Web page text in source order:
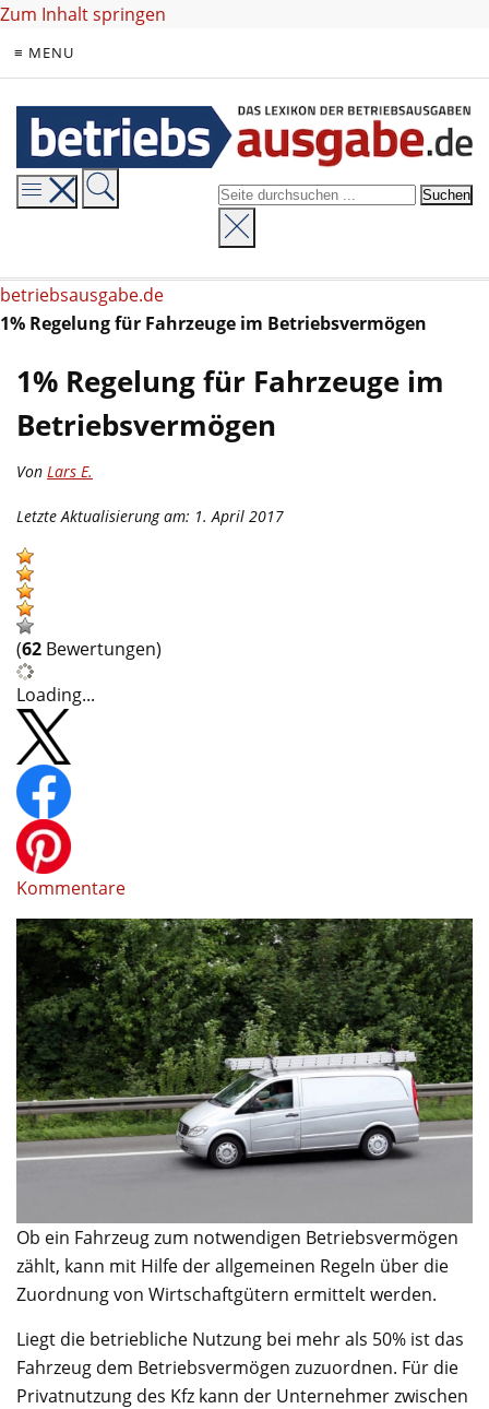
Zum Inhalt springen
≡ MENU
betriebsausgabe.de
1% Regelung für Fahrzeuge im Betriebsvermögen
1% Regelung für Fahrzeuge im
Betriebsvermögen
Von Lars E.
Letzte Aktualisierung am: 1. April 2017
(62 Bewertungen)
Loading...
Kommentare
Ob ein Fahrzeug zum notwendigen Betriebsvermögen
zählt, kann mit Hilfe der allgemeinen Regeln über die
Zuordnung von Wirtschaftgütern ermittelt werden.
Liegt die betriebliche Nutzung bei mehr als 50% ist das
Fahrzeug dem Betriebsvermögen zuzuordnen. Für die
Privatnutzung des Kfz kann der Unternehmer zwischen